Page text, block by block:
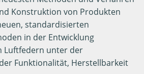
Konstruktion von Produkten
standardisierten
in der Entwicklung
Luftfedern unter der
Funktionalität, Herstellbarkeit